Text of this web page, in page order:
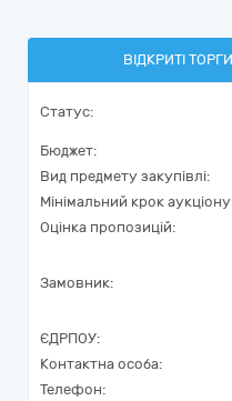
ВІДКРИТІ
Статус:
Бюджет:
Вид предмету закупівлі:
Мінімальний крок
Оцінка пропозицій:
Замовник:
ЄДРПОУ:
Контактна особа:
Телефон: